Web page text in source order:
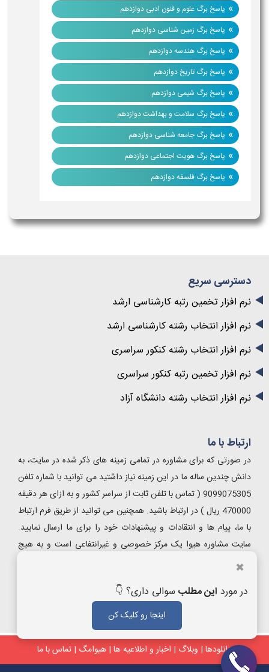
» پاسخ برگ علوم و فنون ادبی دوازدهم
» پاسخ برگ زمین شناسی دوازدهم
» پاسخ برگ هندسه دوازدهم
» پاسخ برگ تاریخ دوازدهم
» پاسخ برگ شیمی دوازدهم
» پاسخ برگ سلامت و بهداشت دوازدهم
» پاسخ برگ جامعه شناسی دوازدهم
» پاسخ برگ هویت اجتماعی دوازدهم
» پاسخ برگ فلسفه دوازدهم
دسترسی سریع
نرم افزار تخمین رتبه کارشناسی ارشد
نرم افزار انتخاب رشته کارشناسی ارشد
نرم افزار انتخاب رشته کنکور سراسری
نرم افزار تخمین رتبه کنکور سراسری
نرم افزار انتخاب رشته دانشگاه آزاد
ارتباط با ما
در صورتی که برای مشاوره در تمامی زمینه های ذکر شده در سایت، به
دانش چندین ساله ما در این زمینه نیاز داشتید می توانید با شماره تلفن
9099075305 ( تماس با تلفن ثابت از سراسر کشور و به ازای هر دقیقه
470000 ریال ) در ارتباط باشید. همچنین می توانید از طریق فرم ارتباط
با ما، پیام ها و انتقادات و پیشنهادات خود را برای ما ارسال نمایید.
سایت مشاوره هیوا یک مرکز خصوصی و غیرانتفاعی است و به هیچ
ارگان دولتی و خصوصی دیگر اعم از سازمان سنجش ، دانشگاه آزاد و
دانلودها | وبلاگ | اخبار و اطلاعیه ها | هیوامگ | تماس با ما
✖
در مورد این مطلب سوالی داری؟ 👇
اینجا رو کلیک کن